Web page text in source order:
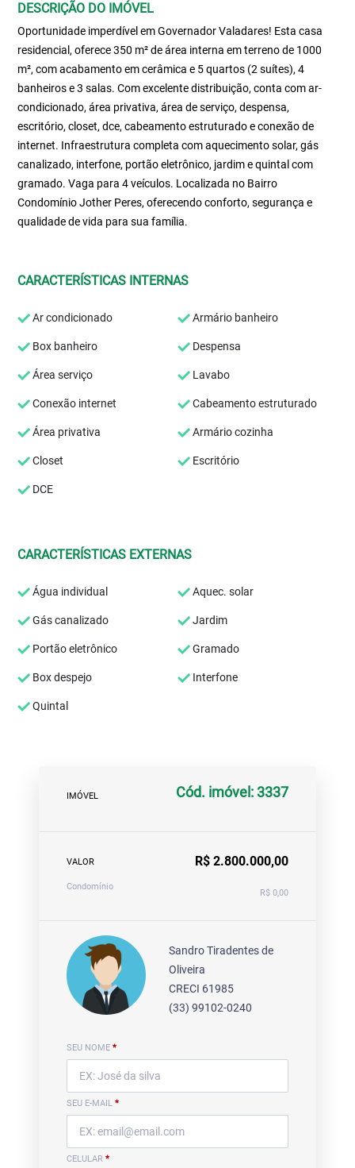
DESCRIÇÃO DO IMÓVEL
Oportunidade imperdível em Governador Valadares! Esta casa
residencial, oferece 350 m² de área interna em terreno de 1000
m², com acabamento em cerâmica e 5 quartos (2 suítes), 4
banheiros e 3 salas. Com excelente distribuição, conta com ar-
condicionado, área privativa, área de serviço, despensa,
escritório, closet, dce, cabeamento estruturado e conexão de
internet. Infraestrutura completa com aquecimento solar, gás
canalizado, interfone, portão eletrônico, jardim e quintal com
gramado. Vaga para 4 veículos. Localizada no Bairro
Condomínio Jother Peres, oferecendo conforto, segurança e
qualidade de vida para sua família.
CARACTERÍSTICAS INTERNAS
Ar condicionado Armário banheiro
Box banheiro Despensa
Área serviço Lavabo
Conexão internet Cabeamento estruturado
Área privativa Armário cozinha
Closet Escritório
DCE
CARACTERÍSTICAS EXTERNAS
Água individual Aquec. solar
Gás canalizado Jardim
Portão eletrônico Gramado
Box despejo Interfone
Quintal
IMÓVEL Cód. imóvel: 3337
VALOR R$ 2.800.000,00
Condomínio
R$ 0,00
Sandro Tiradentes de
Oliveira
CRECI 61985
(33) 99102-0240
SEU NOME *
SEU E-MAIL *
CELULAR *